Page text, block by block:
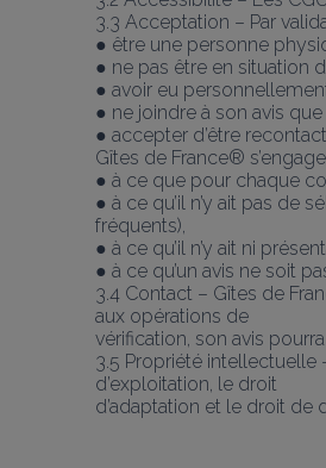
3.3 Acceptation – Par
● être une personne
● ne pas être en situation
● avoir eu
● ne joindre à son avis
● accepter d’être
Gîtes de France®
● à ce que pour chaque
● à ce qu’il n’y ait pas
fréquents),
● à ce qu’il n’y ait ni
● à ce qu’un avis ne soit
3.4 Contact – Gîtes de
aux opérations de
vérification, son avis
3.5 Propriété intellectuelle
d’exploitation, le droit
d’adaptation et le droit de